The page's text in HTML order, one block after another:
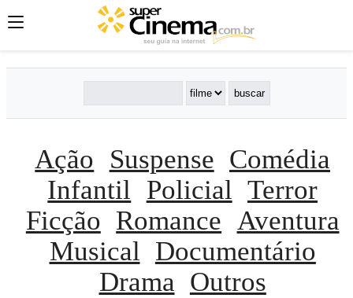
Ação Suspense Comédia
Infantil
Policial Terror
Ficção Romance Aventura
Musical
Documentário
Drama Outros